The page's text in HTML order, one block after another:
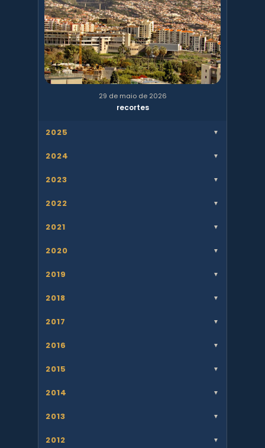
29 de maio de 2026
recortes
2025 ▼
2024 ▼
2023 ▼
2022 ▼
2021 ▼
2020 ▼
2019 ▼
2018 ▼
2017 ▼
2016 ▼
2015 ▼
2014 ▼
2013 ▼
2012 ▼